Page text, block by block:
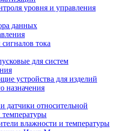
уровня и управления
данных
тока
для систем
устройства для изделий
назначения
датчики относительной
влажности и температуры